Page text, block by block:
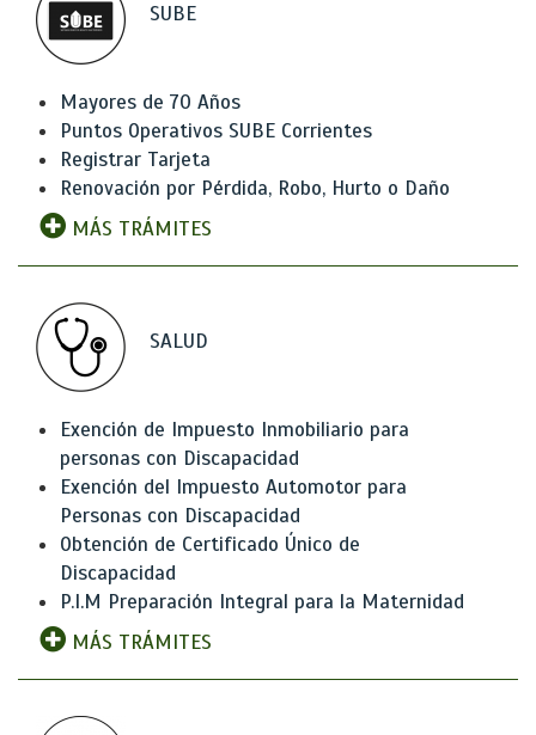
SUBE
Mayores de 70 Años
Puntos Operativos SUBE Corrientes
Registrar Tarjeta
Renovación por Pérdida, Robo, Hurto o Daño
MÁS TRÁMITES
SALUD
Exención de Impuesto Inmobiliario para
personas con Discapacidad
Exención del Impuesto Automotor para
Personas con Discapacidad
Obtención de Certificado Único de
Discapacidad
P.I.M Preparación Integral para la Maternidad
MÁS TRÁMITES